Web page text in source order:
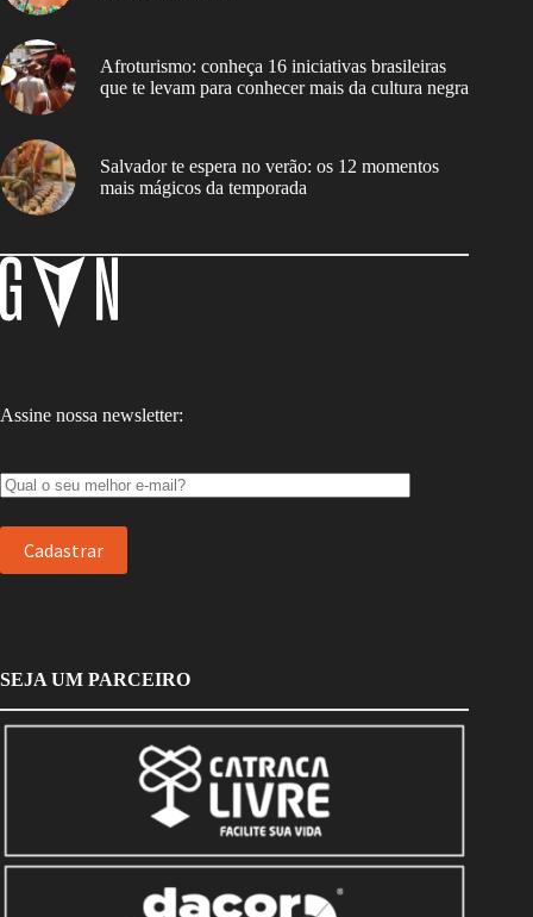
Afroturismo: conheça 16 iniciativas brasileiras
que te levam para conhecer mais da cultura negra
Salvador te espera no verão: os 12 momentos
mais mágicos da temporada
Assine nossa newsletter:
SEJA UM PARCEIRO